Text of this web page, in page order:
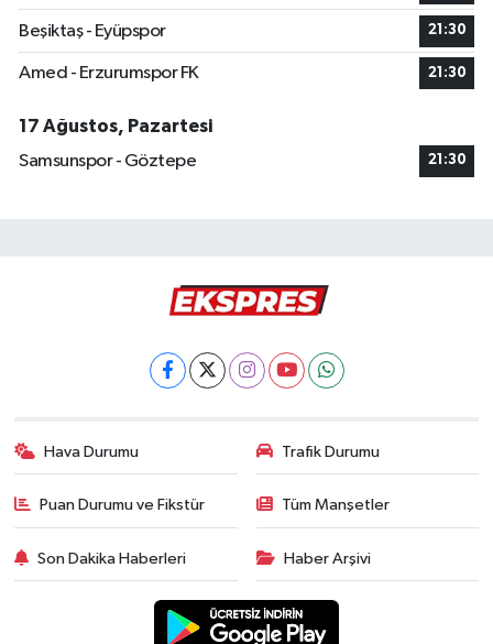
Beşiktaş - Eyüpspor 21:30
Amed - Erzurumspor FK 21:30
17 Ağustos, Pazartesi
Samsunspor - Göztepe
21:30
Hava Durumu Trafik Durumu
Puan Durumu ve Fikstür Tüm Manşetler
Son Dakika Haberleri Haber Arşivi